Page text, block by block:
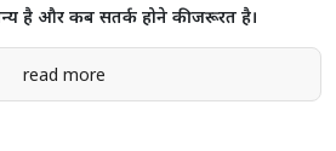
हो सकता है? जानें कब बनता है